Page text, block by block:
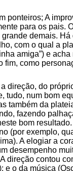
ponteiros; A
para os pais.
demais.
com o qual a
amiga”) e
como
direção, do
num bom
também da
fazendo
bom
(por exemplo,
A elogiar a
desempenho
direção contou
o da música